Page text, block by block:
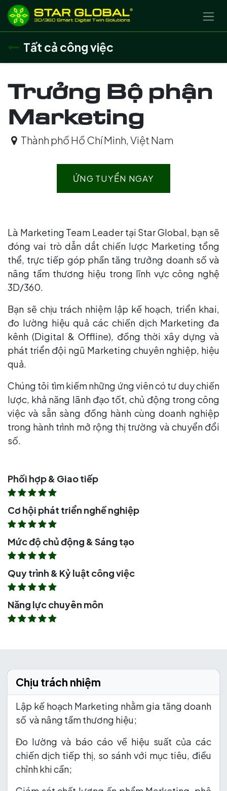
BỎ QUA ĐỂ ĐẾN NỘI DUNG
Tất cả công việc
Trưởng Bộ phận
Marketing
Thành phố Hồ Chí Minh Việt Nam
ỨNG TUYỂN NGAY
Là Marketing Team Leader tại Star Global, bạn sẽ
đóng vai trò dẫn dắt chiến lược Marketing tổng
thể, trực tiếp góp phần tăng trưởng doanh số và
nâng tầm thương hiệu trong lĩnh vực công nghệ
3D/360.
Bạn sẽ chịu trách nhiệm lập kế hoạch, triển khai,
đo lường hiệu quả các chiến dịch Marketing đa
kênh (Digital & Offline), đồng thời xây dựng và
phát triển đội ngũ Marketing chuyên nghiệp, hiệu
quả.
Chúng tôi tìm kiếm những ứng viên có tư duy chiến
lược, khả năng lãnh đạo tốt, chủ động trong công
việc và sẵn sàng đồng hành cùng doanh nghiệp
trong hành trình mở rộng thị trường và chuyển đổi
số.
Phối hợp & Giao tiếp
Cơ hội phát triển nghề nghiệp
Mức độ chủ động & Sáng tạo
Quy trình & Kỷ luật công việc
Năng lực chuyên môn
Chịu trách nhiệm
Lập kế hoạch Marketing nhằm gia tăng doanh
số và nâng tầm thương hiệu;
Đo lường và báo cáo về hiệu suất của các
chiến dịch tiếp thị, so sánh với mục tiêu, điều
chỉnh khi cần;